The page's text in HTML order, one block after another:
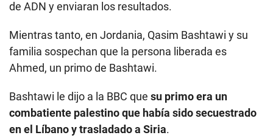
de ADN y enviaran los resultados.
Mientras tanto, en Jordania, Qasim Bashtawi y su
familia sospechan que la persona liberada es
Ahmed, un primo de Bashtawi.
Bashtawi le dijo a la BBC que su primo era un
combatiente palestino que había sido secuestrado
en el Líbano y trasladado a Siria.